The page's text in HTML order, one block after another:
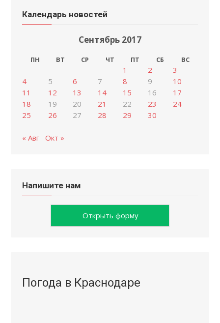
Календарь новостей
Сентябрь 2017
ПН ВТ СР ЧТ ПТ СБ ВС
1 2
3
4
5 6 7 8 9
10
11
12 13 14 15 16
17
18
19 20 21 22 23
24
25
26 27 28 29 30
« Авг Окт »
Напишите нам
Открыть форму
Погода в Краснодаре